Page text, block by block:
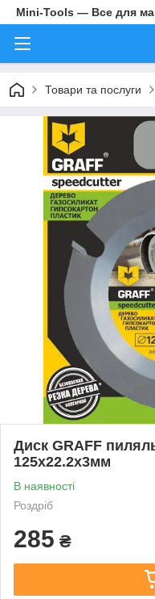
Mini-Tools — Все для
Товари та послуги
Диск GRAFF
125х22.2х3мм
В наявності
Роздріб
285 ₴